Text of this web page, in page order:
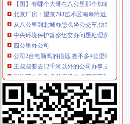
北京厂房：望京798艺术区南皋附近厂房办
从八公里到北城办怎么坐公交车,快需要多久
中央环境保护督察组交办问题处理况（截止
四公里办公司
公司2台电脑离的很远,差不多4公里哦,怎么
王叔叔要去12千米以外的公司办事,去时乘出
区许可办采取多种变通方式四项审批一日办结
【重庆四公里石材变处理公司_石材变处理
第12金！男子20公里竞走王镇夺金蔡泽林摘
上新街办公司
【上新街单位宿舍小区|上新街单位宿舍二
重庆办理各国签证,办理各国签证资料_景点